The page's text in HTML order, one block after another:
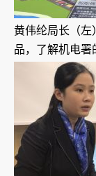
黄伟纶局长（左
品，了解机电署